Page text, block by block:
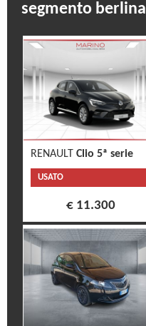
segmento berlina
RENAULT Clio 5ª serie
USATO
€ 11.300